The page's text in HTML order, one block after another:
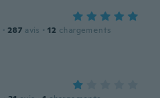
· 287 avis · 12 chargements